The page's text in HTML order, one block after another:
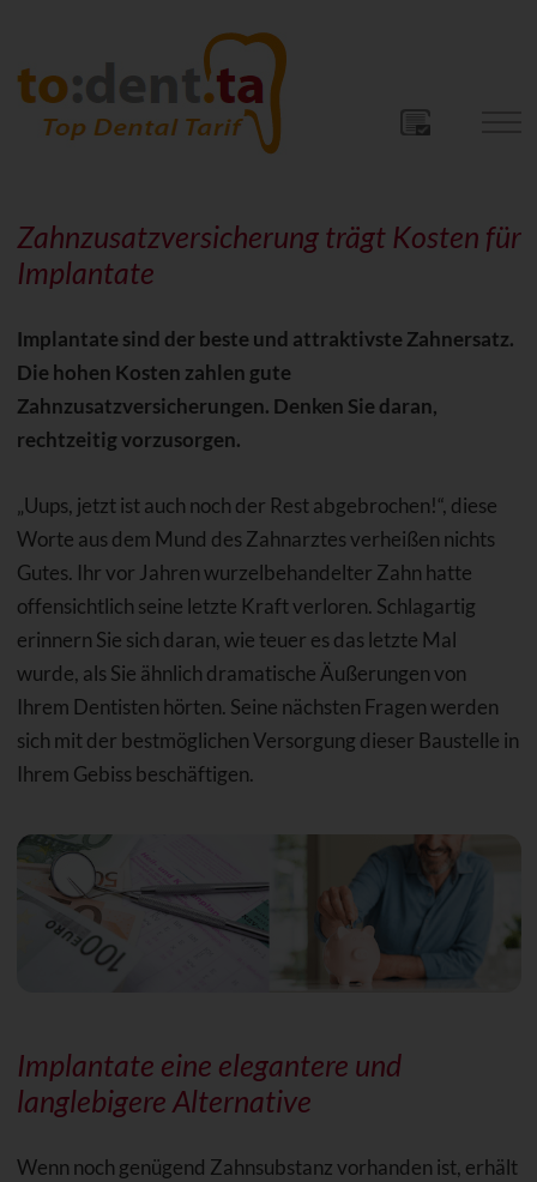
Zahnzusatzversicherung trägt Kosten für
Implantate
Implantate sind der beste und attraktivste Zahnersatz.
Die hohen Kosten zahlen gute
Zahnzusatzversicherungen. Denken Sie daran,
rechtzeitig vorzusorgen.
„Uups, jetzt ist auch noch der Rest abgebrochen!“, diese
Worte aus dem Mund des Zahnarztes verheißen nichts
Gutes. Ihr vor Jahren wurzelbehandelter Zahn hatte
offensichtlich seine letzte Kraft verloren. Schlagartig
erinnern Sie sich daran, wie teuer es das letzte Mal
wurde, als Sie ähnlich dramatische Äußerungen von
Ihrem Dentisten hörten. Seine nächsten Fragen werden
sich mit der bestmöglichen Versorgung dieser Baustelle in
Ihrem Gebiss beschäftigen.
Implantate eine elegantere und
langlebigere Alternative
Wenn noch genügend Zahnsubstanz vorhanden ist, erhält